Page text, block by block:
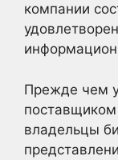
компании
Прежде чем
поставщиком
владельцы